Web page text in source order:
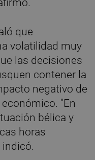
que
volatilidad muy
las decisiones
contener la
negativo de
"En
bélica y
horas